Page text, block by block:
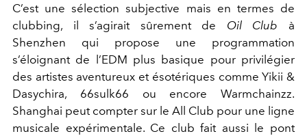
C’est une sélection subjective mais en termes de
clubbing, il s’agirait sûrement de Oil Club à
Shenzhen qui propose une programmation
s’éloignant de l’EDM plus basique pour privilégier
des artistes aventureux et ésotériques comme Yikii &
Dasychira, 66sulk66 ou encore Warmchainzz.
Shanghai peut compter sur le All Club pour une ligne
musicale expérimentale. Ce club fait aussi le pont